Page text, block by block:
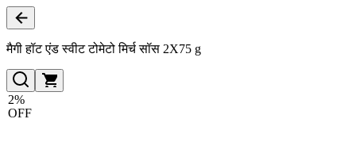
मैगी हॉट एंड स्वीट टोमेटो मिर्च सॉस 2X75 g
2%
OFF